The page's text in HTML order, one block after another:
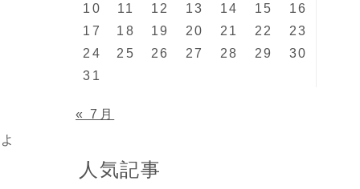
10
11 12 13 14 15
16
17
18 19 20 21 22
23
24
25 26 27 28 29
30
31
« 7月
人気記事